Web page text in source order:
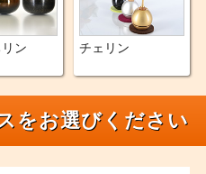
ン
チェリン
をお選びください